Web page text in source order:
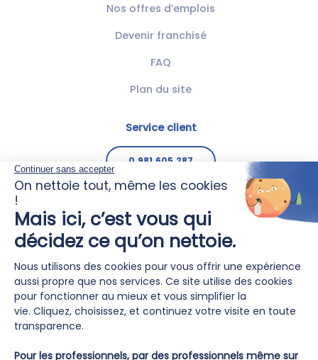
Nos offres d’emplois
Devenir franchisé
FAQ
Plan du site
Service client
0.981.605.287
ASR Nettoyage est certifiée ISO 9001,
management de la qualité